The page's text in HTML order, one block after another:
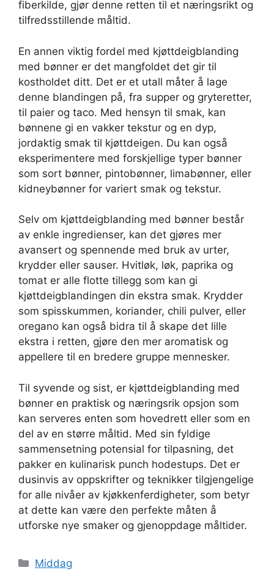
fiberkilde, gjør denne retten til et næringsrikt og
tilfredsstillende måltid.
En annen viktig fordel med kjøttdeigblanding
med bønner er det mangfoldet det gir til
kostholdet ditt. Det er et utall måter å lage
denne blandingen på, fra supper og gryteretter,
til paier og taco. Med hensyn til smak, kan
bønnene gi en vakker tekstur og en dyp,
jordaktig smak til kjøttdeigen. Du kan også
eksperimentere med forskjellige typer bønner
som sort bønner, pintobønner, limabønner, eller
kidneybønner for variert smak og tekstur.
Selv om kjøttdeigblanding med bønner består
av enkle ingredienser, kan det gjøres mer
avansert og spennende med bruk av urter,
krydder eller sauser. Hvitløk, løk, paprika og
tomat er alle flotte tillegg som kan gi
kjøttdeigblandingen din ekstra smak. Krydder
som spisskummen, koriander, chili pulver, eller
oregano kan også bidra til å skape det lille
ekstra i retten, gjøre den mer aromatisk og
appellere til en bredere gruppe mennesker.
Til syvende og sist, er kjøttdeigblanding med
bønner en praktisk og næringsrik opsjon som
kan serveres enten som hovedrett eller som en
del av en større måltid. Med sin fyldige
sammensetning potensial for tilpasning, det
pakker en kulinarisk punch hodestups. Det er
dusinvis av oppskrifter og teknikker tilgjengelige
for alle nivåer av kjøkkenferdigheter, som betyr
at dette kan være den perfekte måten å
utforske nye smaker og gjenoppdage måltider.
Kategorier
Middag